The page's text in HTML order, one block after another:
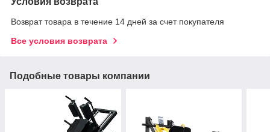
Возврат товара в течение 14 дней за счет покупателя
Все условия возврата
Подобные товары компании